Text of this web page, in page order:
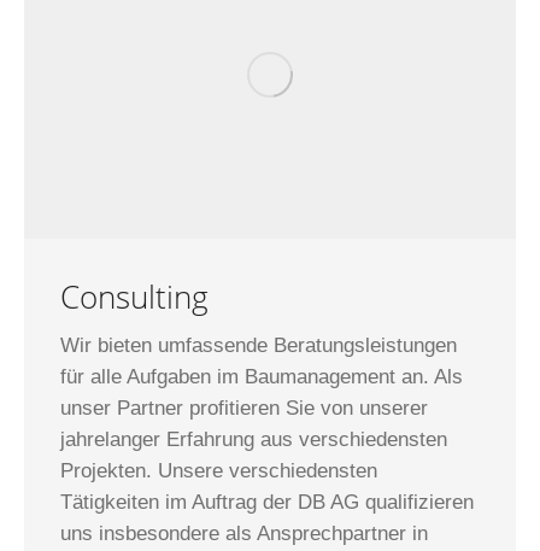
Consulting
Wir bieten umfassende Beratungsleistungen
für alle Aufgaben im Baumanagement an. Als
unser Partner profitieren Sie von unserer
jahrelanger Erfahrung aus verschiedensten
Projekten. Unsere verschiedensten
Tätigkeiten im Auftrag der DB AG qualifizieren
uns insbesondere als Ansprechpartner in